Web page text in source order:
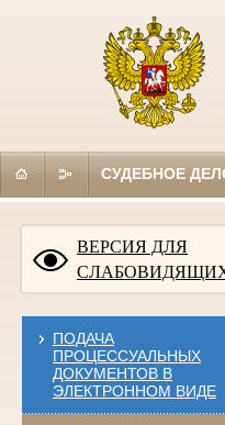
СУДЕБНОЕ
ВЕРСИЯ ДЛЯ
ПОДАЧА
ПРОЦЕССУАЛЬНЫХ
ДОКУМЕНТОВ В
ЭЛЕКТРОННОМ ВИДЕ